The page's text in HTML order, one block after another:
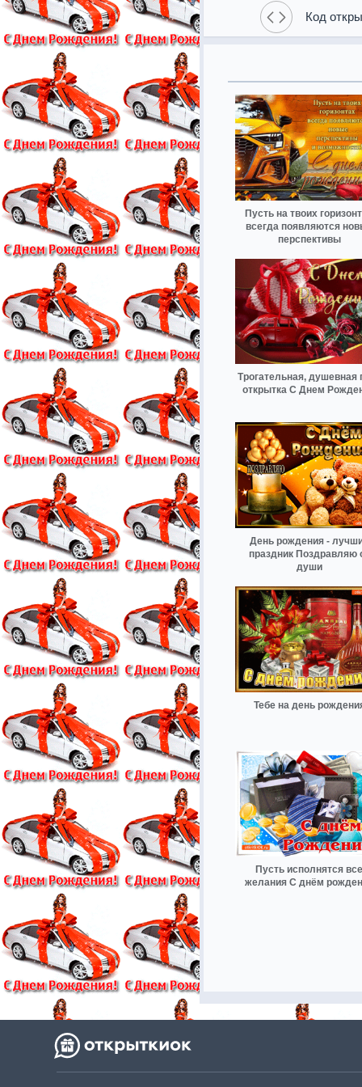
Код
Пусть на твоих
всегда появляются
перспективы
Трогательная, душевная
открытка С Днем
День рождения -
праздник Поздравляю
души
Тебе на день
Пусть исполнятся все
желания С днём